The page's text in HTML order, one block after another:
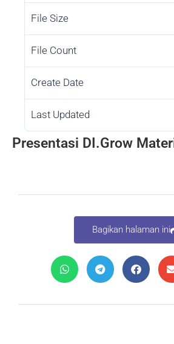
File Size
File Count
Create Date
Last Updated
Presentasi DI.Grow
Bagikan halaman ini